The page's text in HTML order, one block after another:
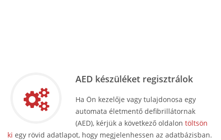
AED készüléket regisztrálok
Ha Ön kezelője vagy tulajdonosa egy
automata életmentő defibrillátornak
(AED), kérjük a következő oldalon töltsön
ki egy rövid adatlapot, hogy megjelenhessen az adatbázisban.